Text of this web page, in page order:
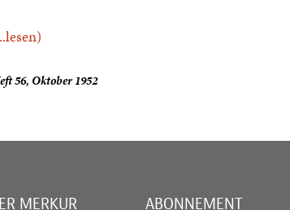
56, Oktober 1952
MERKUR ABONNEMENT